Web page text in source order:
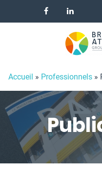
Accueil » Professionnels »
Panneau de gestion des